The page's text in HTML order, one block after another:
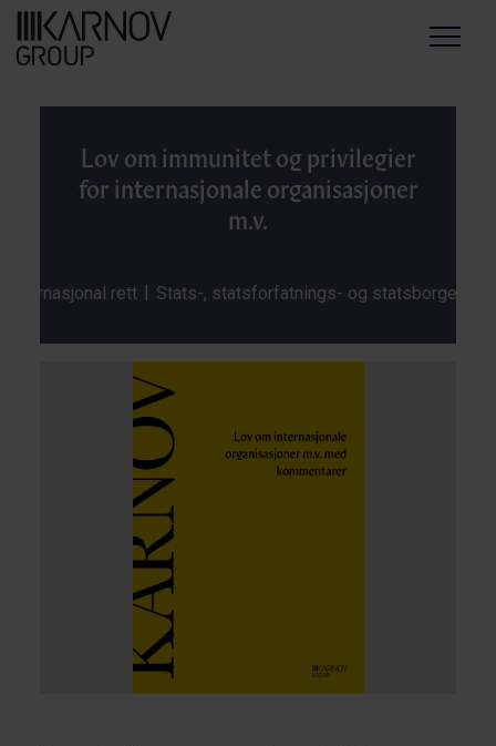
Menu
Lov om immunitet og privilegier
for internasjonale organisasjoner
m.v.
|